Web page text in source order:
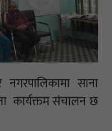
साना
कार्यक्तम संचालन छ